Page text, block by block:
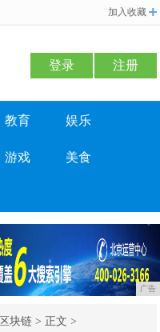
加入收藏
登录 注册
教育 娱乐
游戏 美食
广告
区块链 > 正文 >